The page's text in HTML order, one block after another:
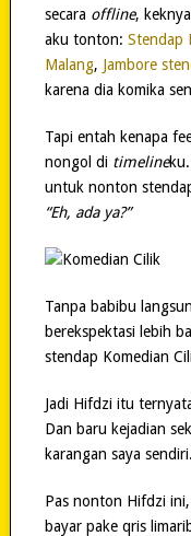
secara offline,
aku tonton: Stendap
Malang, Jambore
karena dia komika
Tapi entah kenapa
nongol di timeline
untuk nonton
“Eh, ada ya?”
Tanpa babibu
berekspektasi lebih
stendap Komedian
Jadi Hifdzi itu
Dan baru kejadian
karangan saya
Pas nonton Hifdzi
bayar pake qris